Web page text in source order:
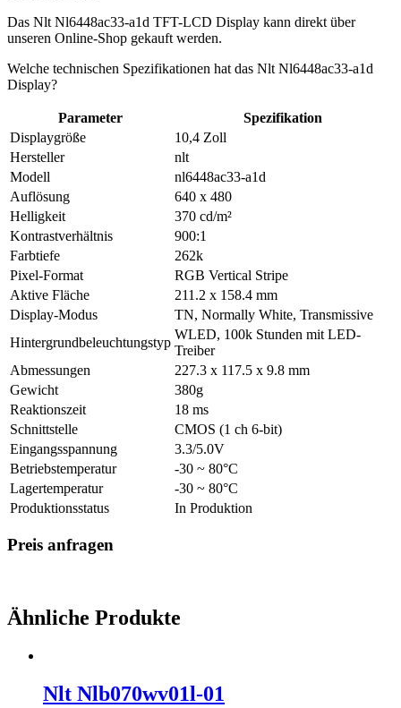
Das Nlt Nl6448ac33-a1d TFT-LCD Display kann direkt über
unseren Online-Shop gekauft werden.
Welche technischen Spezifikationen hat das Nlt Nl6448ac33-a1d
Display?
Parameter
Spezifikation
Displaygröße
10,4 Zoll
Hersteller
nlt
Modell
nl6448ac33-a1d
Auflösung
640 x 480
Helligkeit
370 cd/m²
Kontrastverhältnis
900:1
Farbtiefe
262k
Pixel-Format
RGB Vertical Stripe
Aktive Fläche
211.2 x 158.4 mm
Display-Modus
TN, Normally White, Transmissive
Hintergrundbeleuchtungstyp
WLED, 100k Stunden mit LED-
Treiber
Abmessungen
227.3 x 117.5 x 9.8 mm
Gewicht
380g
Reaktionszeit
18 ms
Schnittstelle
CMOS (1 ch 6-bit)
Eingangsspannung
3.3/5.0V
Betriebstemperatur
-30 ~ 80°C
Lagertemperatur
-30 ~ 80°C
Produktionsstatus
In Produktion
Preis anfragen
Ähnliche Produkte
Nlt Nlb070wv01l-01